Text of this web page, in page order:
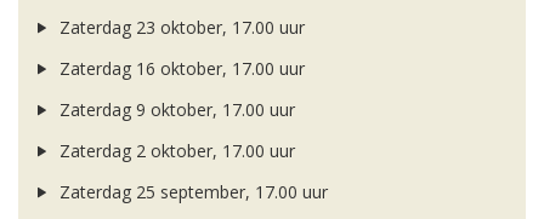
Zaterdag 23 oktober, 17.00 uur
Zaterdag 16 oktober, 17.00 uur
Zaterdag 9 oktober, 17.00 uur
Zaterdag 2 oktober, 17.00 uur
Zaterdag 25 september, 17.00 uur